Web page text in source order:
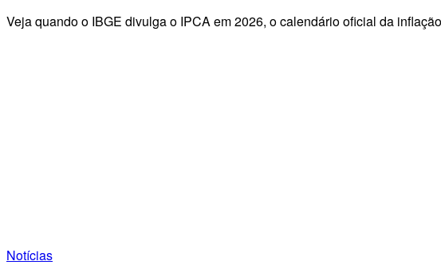
Veja quando o IBGE divulga o IPCA em 2026, o calendário oficial da
Notícias